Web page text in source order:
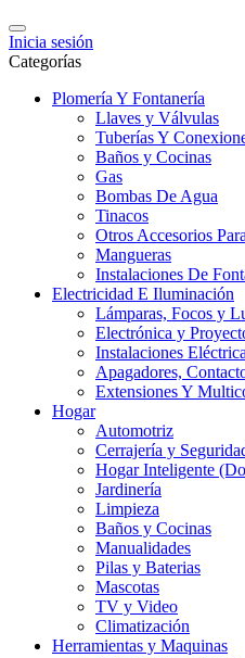
Inicia sesión
Categorías
Plomería Y Fontanería
Llaves y Válvulas
Tuberías Y
Baños y Cocinas
Gas
Bombas De Agua
Tinacos
Otros Accesorios
Mangueras
Instalaciones De
Electricidad E Iluminación
Lámparas, Focos y
Electrónica y
Instalaciones
Apagadores,
Extensiones Y
Hogar
Automotriz
Cerrajería y
Hogar Inteligente
Jardinería
Limpieza
Baños y Cocinas
Manualidades
Pilas y Baterias
Mascotas
TV y Video
Climatización
Herramientas y Maquinas